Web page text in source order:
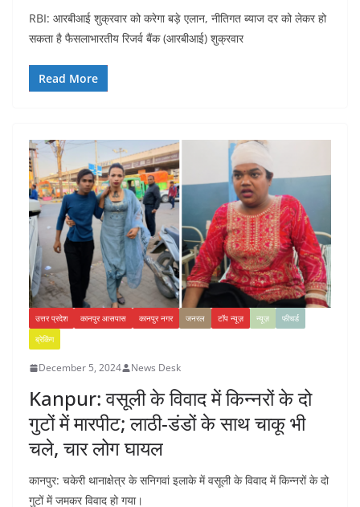
RBI: आरबीआई शुक्रवार को करेगा बड़े एलान, नीतिगत ब्याज दर को लेकर हो
सकता है फैसलाभारतीय रिजर्व बैंक (आरबीआई) शुक्रवार
Read More
उत्तर प्रदेश कानपुर आसपास कानपुर नगर जनरल टॉप न्यूज़ न्यूज़
फीचर्ड
ब्रेकिंग
December 5, 2024 News Desk
Kanpur: वसूली के विवाद में किन्नरों के दो
गुटों में मारपीट; लाठी-डंडों के साथ चाकू भी
चले, चार लोग घायल
कानपुर: चकेरी थानाक्षेत्र के सनिगवां इलाके में वसूली के विवाद में किन्नरों के दो
गुटों में जमकर विवाद हो गया।